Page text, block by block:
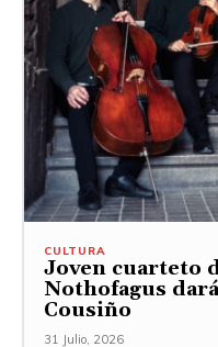
CULTURA
Joven cuarteto
Nothofagus
Cousiño
31 Julio, 2026